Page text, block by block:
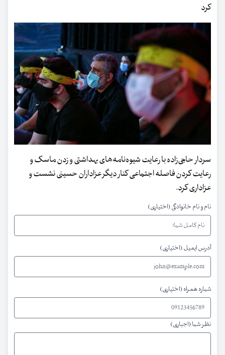
کرد
سردار حاجی‌زاده با رعایت شیوه‌نامه‌های بهداشتی و زدن ماسک و
رعایت کردن فاصله اجتماعی کنار دیگر عزاداران حسینی نشست و
عزاداری کرد.
نام و نام خانوادگی (اختیاری)
آدرس ایمیل (اختیاری)
شماره همراه (اختیاری)
نظر شما (اجباری)